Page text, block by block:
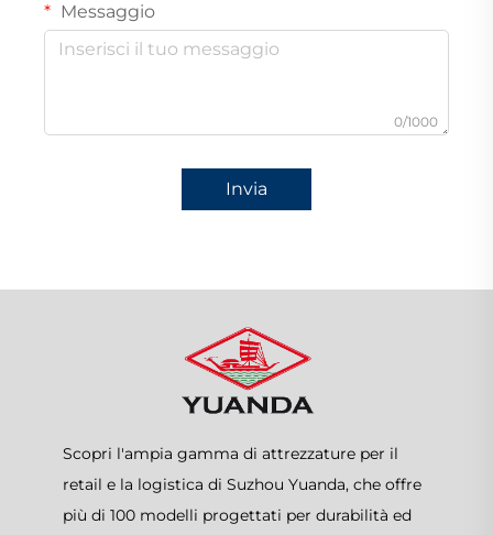
Messaggio
0/1000
Invia
Scopri l'ampia gamma di attrezzature per il
retail e la logistica di Suzhou Yuanda, che offre
più di 100 modelli progettati per durabilità ed